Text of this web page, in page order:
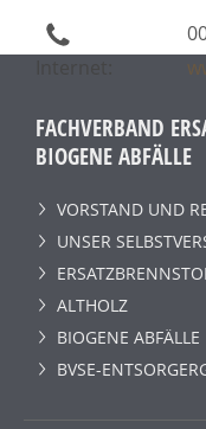
FACHVERBAND
BIOGENE ABFÄLLE
VORSTAND UND
UNSER
ALTHOLZ
BIOGENE ABFÄLLE
BVSE-